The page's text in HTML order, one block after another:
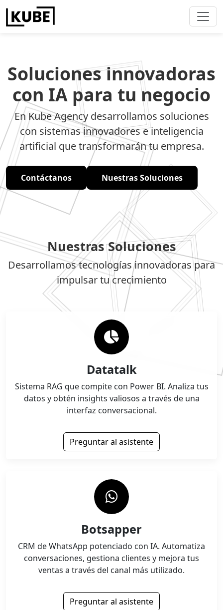
Soluciones innovadoras
con IA para tu negocio
En Kube Agency desarrollamos soluciones
con sistemas innovadores e inteligencia
artificial que transformarán tu empresa.
Contáctanos Nuestras Soluciones
Nuestras Soluciones
Desarrollamos tecnologías innovadoras para
impulsar tu crecimiento
Datatalk
Sistema RAG que compite con Power BI. Analiza tus
datos y obtén insights valiosos a través de una
interfaz conversacional.
Preguntar al asistente
Botsapper
CRM de WhatsApp potenciado con IA. Automatiza
conversaciones, gestiona clientes y mejora tus
ventas a través del canal más utilizado.
Preguntar al asistente